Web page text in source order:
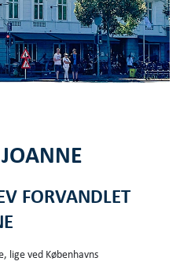
FORVANDLET
lige ved Københavns